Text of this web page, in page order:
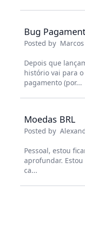
Bug
Posted by
Depois que
histório vai para
pagamento (por...
Moedas BRL
Posted by
Pessoal, estou
aprofundar.
ca...